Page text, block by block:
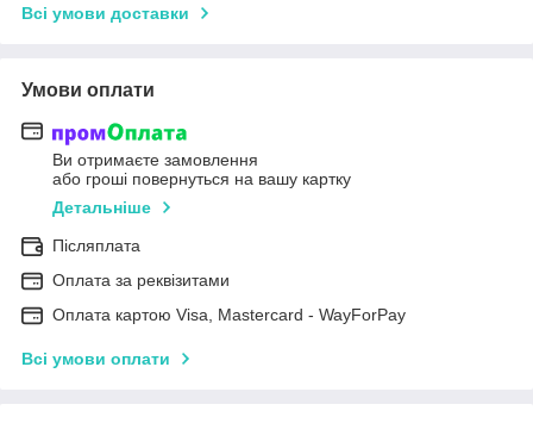
Всі умови доставки
Умови оплати
Ви отримаєте замовлення
або гроші повернуться на вашу картку
Детальніше
Післяплата
Оплата за реквізитами
Оплата картою Visa, Mastercard - WayForPay
Всі умови оплати